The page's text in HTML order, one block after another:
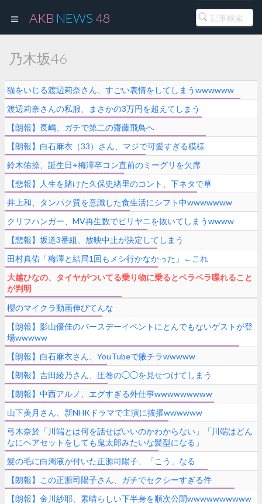
AKB NEWS 48
乃木坂46
猫をいじる渡辺莉奈さん、すごい表情をしてしまうwwwwww
渡辺莉奈さんの私服、まさかの3万円を超えてしまう
【朗報】長嶋、ガチで第二の齋藤飛鳥へ
【朗報】白石麻衣（33）さん、マジで可愛すぎる模様
鈴木佑捺、誕生日+梅澤卒コン直前のミーグリを欠席
【悲報】人生を賭けた久保史緒里のコント、下ネタで草
井上和、タンパク質を意識した食生活にシフト中wwwwwww
クリフハンガー、MV再生数でビリヤニを抜いてしまうwwww
【悲報】坂道3番組、放映中止が決定してしまう
田村真佑「梅澤と結局1回もメシ行かなかった」←これ
大越ひなの、タイヤがついてる乗り物に乗るとペラペラ喋れること
が判明
櫻のマイクラ動画伸びてんな
【朗報】影山優佳のバースデーイベントにとんでもないゲストが登
場wwwww
【朗報】白石麻衣さん、YouTubeで腋チラwwwww
【朗報】吉田綾乃さん、圧巻の◯◯を見せつけてしまう
【朗報】中西アルノ、エグすぎる外仕事wwwwwwwww
山下美月さん、新NHKドラマで主演に抜擢wwwwww
弓木奈於「川端とは何を話せばいいのかわからない」「川端はどん
なにヘアセットをしても鬼太郎みたいな髪型になる」
髪の毛に白濁液が付いた正源司陽子、「こう」なる
【朗報】この正源司陽子さん、ガチでセクシーすぎる件
【朗報】金川紗耶、素晴らしい下半身を順次公開wwwwwwwwww